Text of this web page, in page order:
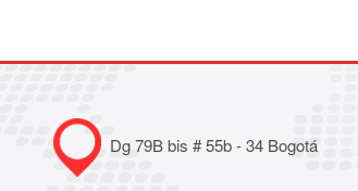
Dg 79B bis # 55b - 34 Bogotá